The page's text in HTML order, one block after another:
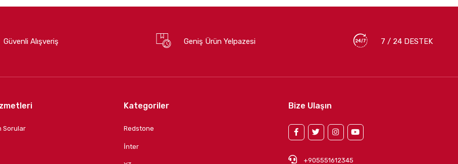
Güvenli Alışveriş Geniş Ürün Yelpazesi 7 / 24 DESTEK
Sorular
Kategoriler
Redstone
İnter
Bize Ulaşın
+905551612345